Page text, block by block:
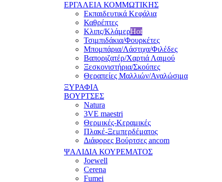
ΕΡΓΑΛΕΙΑ ΚΟΜΜΩΤΙΚΗΣ
Εκπαιδευτικά Κεφάλια
Καθρέπτες
Κλιπς/ΚλάμερHot
Τσιμπιδάκια/Φουρκέτες
Μπομπάρια/Λάστιχα/Φιλέδες
Βαποριζατέρ/Χαρτιά Λαιμού
Ξεσκονιστήρια/Σκούπες
Θεραπείες Μαλλιών/Αναλώσιμα
ΞΥΡΑΦΙΑ
ΒΟΥΡΤΣΕΣ
Natura
3VE maestri
Θερμικές-Κεραμικές
Πλακέ-Ξεμπερδέματος
Διάφορες Βούρτσες ancom
ΨΑΛΙΔΙΑ ΚΟΥΡΕΜΑΤΟΣ
Joewell
Cerena
Fumei